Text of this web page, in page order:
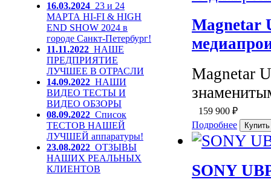
16.03.2024 23 и 24
МАРТА HI-FI & HIGH
END SHOW 2024 в
городе Санкт-Петербург!
11.11.2022 НАШЕ
ПРЕДПРИЯТИЕ
ЛУЧШЕЕ В ОТРАСЛИ
14.09.2022 НАШИ
ВИДЕО ТЕСТЫ И
ВИДЕО ОБЗОРЫ
08.09.2022 Список
ТЕСТОВ НАШЕЙ
ЛУЧШЕЙ аппаратуры!
23.08.2022 ОТЗЫВЫ
НАШИХ РЕАЛЬНЫХ
КЛИЕНТОВ
Magnetar
Magnetar
159 900 ₽
Подробнее
SONY